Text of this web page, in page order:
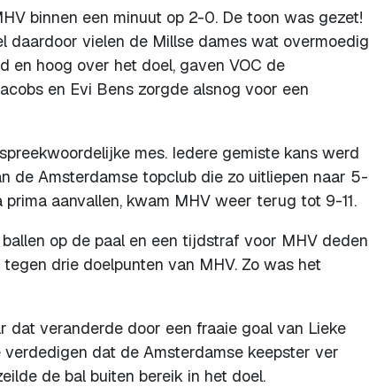
binnen een minuut op 2-0. De toon was gezet!
daardoor vielen de Millse dames wat overmoedig
en hoog over het doel, gaven VOC de
en Evi Bens zorgde alsnog voor een
mes. Iedere gemiste kans werd
de Amsterdamse topclub die zo uitliepen naar 5-
aanvallen, kwam MHV weer terug tot 9-11.
op de paal en een tijdstraf voor MHV deden
drie doelpunten van MHV. Zo was het
veranderde door een fraaie goal van Lieke
dat de Amsterdamse keepster ver
de bal buiten bereik in het doel.